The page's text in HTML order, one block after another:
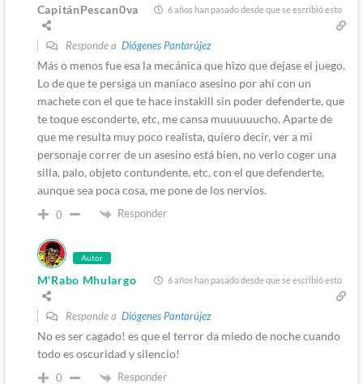
CapitánPescan0va 6 años han pasado desde que se escribió esto
Responde a Diógenes Pantarújez
Más o menos fue esa la mecánica que hizo que dejase el juego.
Lo de que te persiga un maníaco asesino por ahí con un
machete con el que te hace instakill sin poder defenderte, que
te toque esconderte, etc, me cansa muuuuuucho. Aparte de
que me resulta muy poco realista, quiero decir, ver a mi
personaje correr de un asesino está bien, no verlo coger una
silla, palo, objeto contundente, etc, con el que defenderte,
aunque sea poca cosa, me pone de los nervios.
0 Responder
Autor
M'Rabo Mhulargo 6 años han pasado desde que se escribió esto
Responde a Diógenes Pantarújez
No es ser cagado! es que el terror da miedo de noche cuando
todo es oscuridad y silencio!
0 Responder